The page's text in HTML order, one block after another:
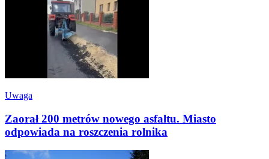
Uwaga
Zaorał 200 metrów nowego asfaltu. Miasto
odpowiada na roszczenia rolnika